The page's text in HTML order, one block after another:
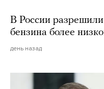
В России
бензина более
день назад